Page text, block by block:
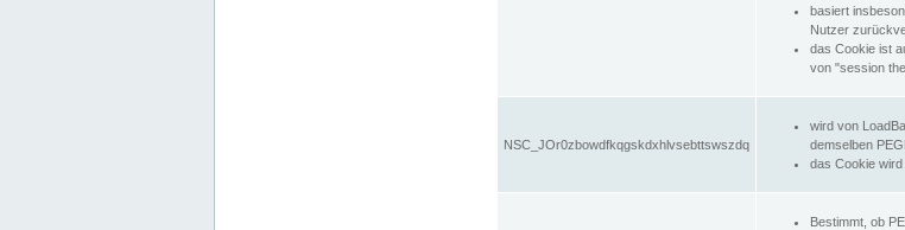
basiert
Nutzer
das Cookie ist
von "session
NSC_JOr0zbowdfkqgskdxhlvsebttswszdq
wird von
demselben
das Cookie
Bestimmt, ob